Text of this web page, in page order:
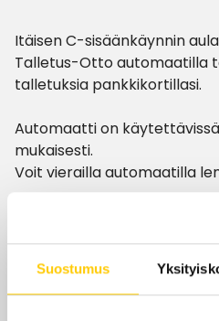
Suostumus
Itäisen C-sisäänkäynnin
Talletus-Otto automaatilla
talletuksia pankkikortillasi.
Automaatti on
mukaisesti.
Voit vierailla automaatilla
Aukioloajat
Tänään